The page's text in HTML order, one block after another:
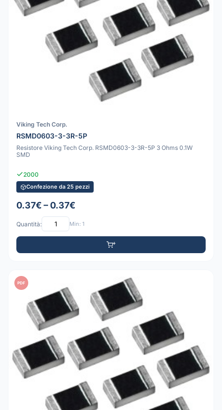
Viking Tech Corp.
RSMD0603-3-3R-5P
Resistore Viking Tech Corp. RSMD0603-3-3R-5P 3 Ohms 0.1W
SMD
2000
Confezione da 25 pezzi
0.37€ – 0.37€
Quantità: Min: 1
PDF